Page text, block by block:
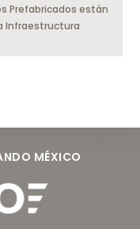
Prefabricados están
Infraestructura
MÉXICO